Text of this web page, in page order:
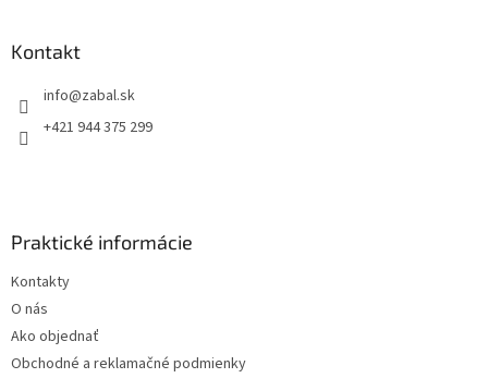
Kontakt
info@zabal.sk
+421 944 375 299
Praktické informácie
Kontakty
O nás
Ako objednať
Obchodné a reklamačné podmienky